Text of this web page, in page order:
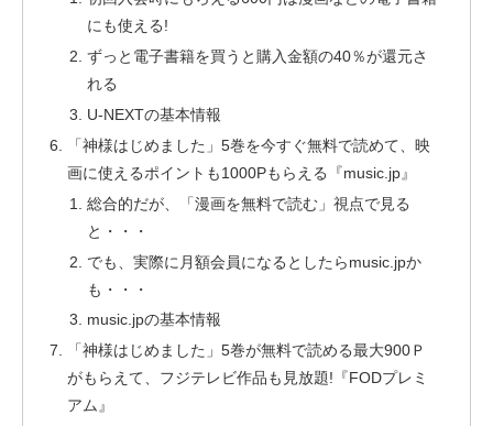
にも使える!
ずっと電子書籍を買うと購入金額の40％が還元さ
れる
U-NEXTの基本情報
「神様はじめました」5巻を今すぐ無料で読めて、映
画に使えるポイントも1000Pもらえる『music.jp』
総合的だが、「漫画を無料で読む」視点で見る
と・・・
でも、実際に月額会員になるとしたらmusic.jpか
も・・・
music.jpの基本情報
「神様はじめました」5巻が無料で読める最大900Ｐ
がもらえて、フジテレビ作品も見放題!『FODプレミ
アム』